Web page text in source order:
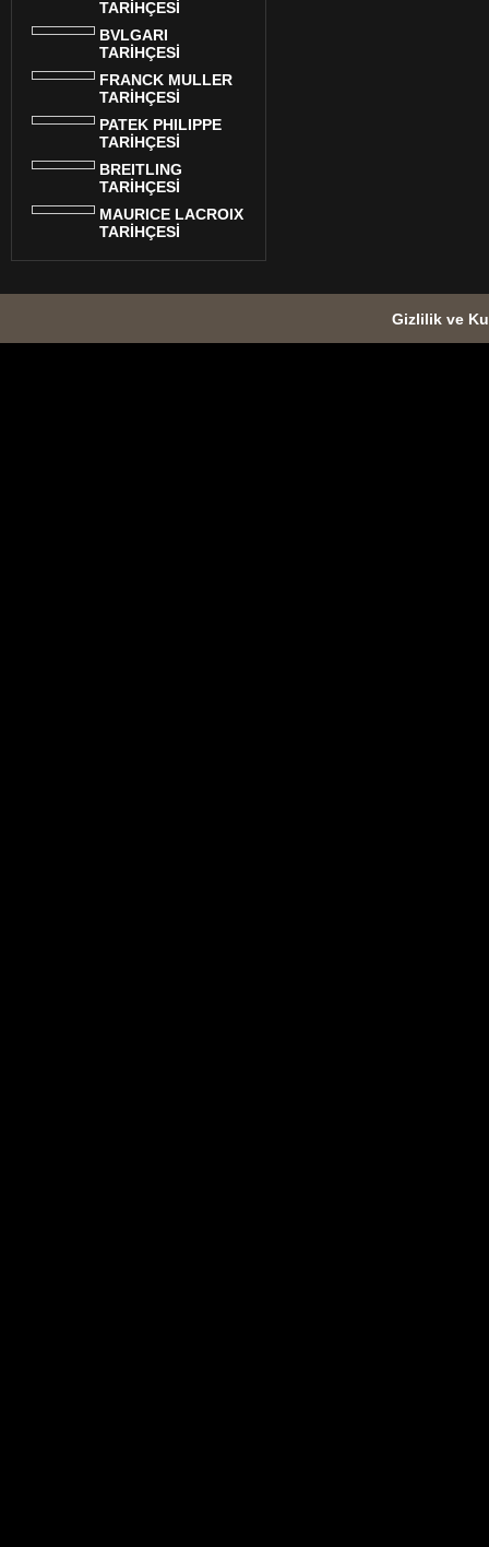
TARİHÇESİ
BVLGARI
TARİHÇESİ
FRANCK MULLER
TARİHÇESİ
PATEK PHILIPPE
TARİHÇESİ
BREITLING
TARİHÇESİ
MAURICE LACROIX
TARİHÇESİ
Gizlilik ve